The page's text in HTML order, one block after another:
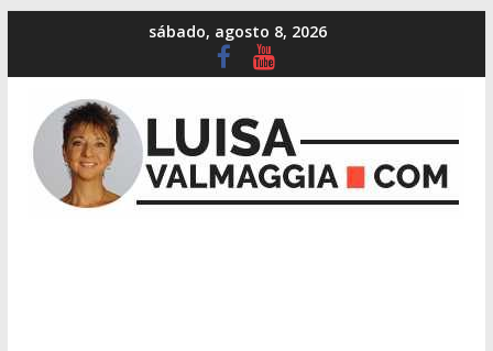
sábado, agosto 8, 2026